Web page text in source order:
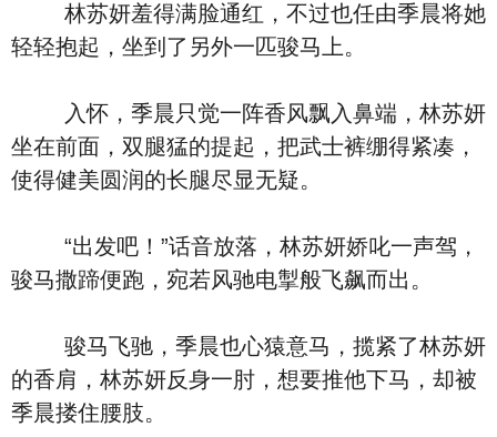
林苏妍羞得满脸通红，不过也任由季晨将她
轻轻抱起，坐到了另外一匹骏马上。
入怀，季晨只觉一阵香风飘入鼻端，林苏妍
坐在前面，双腿猛的提起，把武士裤绷得紧凑，
使得健美圆润的长腿尽显无疑。
“出发吧！”话音放落，林苏妍娇叱一声驾，
骏马撒蹄便跑，宛若风驰电掣般飞飙而出。
骏马飞驰，季晨也心猿意马，揽紧了林苏妍
的香肩，林苏妍反身一肘，想要推他下马，却被
季晨搂住腰肢。